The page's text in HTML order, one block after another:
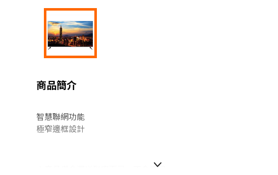
商品簡介
智慧聯網功能
極窄邊框設計
本商品僅含運送到府而已，不含樓層